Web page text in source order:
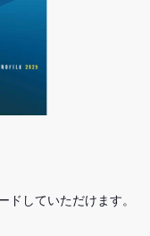
していただけます。